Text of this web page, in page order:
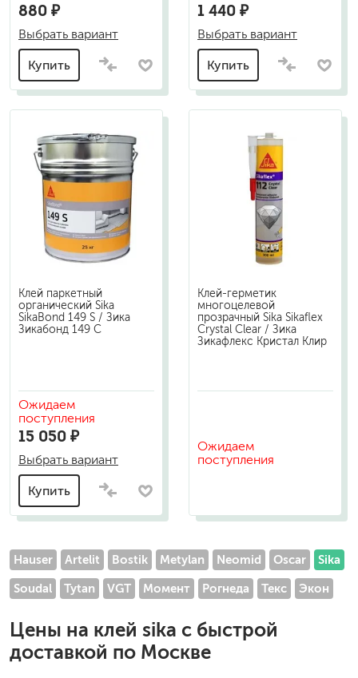
880 ₽
Выбрать вариант
Купить
1 440 ₽
Выбрать вариант
Купить
Клей паркетный
органический Sika
SikaBond 149 S / Зика
Зикабонд 149 С
Ожидаем
поступления
15 050 ₽
Выбрать вариант
Купить
Клей-герметик
многоцелевой
прозрачный Sika Sikaflex
Crystal Clear / Зика
Зикафлекс Кристал Клир
Ожидаем
поступления
Hauser Artelit Bostik Metylan Neomid Oscar Sika
Soudal Tytan VGT Момент Рогнеда Текс Экон
Цены на клей sika с быстрой
доставкой по Москве